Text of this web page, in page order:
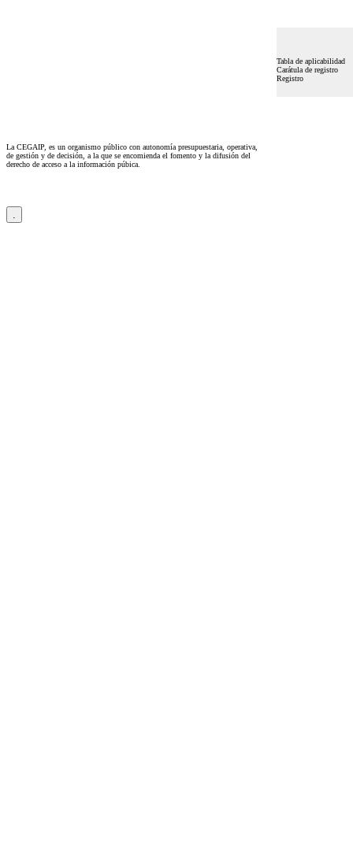
Tabla de aplicabilidad
Carátula de registro
Registro
La CEGAIP, es un organismo público con autonomía presupuestaria, operativa,
de gestión y de decisión, a la que se encomienda el fomento y la difusión del
derecho de acceso a la información púbica.